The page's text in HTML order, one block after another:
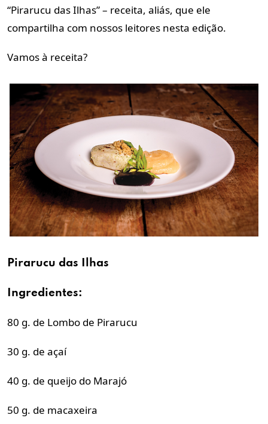
“Pirarucu das Ilhas” – receita, aliás, que ele
compartilha com nossos leitores nesta edição.
Vamos à receita?
Pirarucu das Ilhas
Ingredientes:
80 g. de Lombo de Pirarucu
30 g. de açaí
40 g. de queijo do Marajó
50 g. de macaxeira